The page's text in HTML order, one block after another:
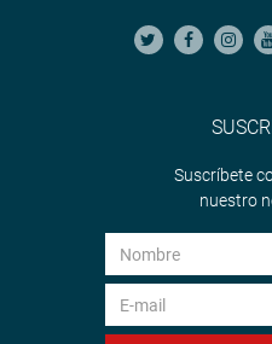
Suscríbete
nuestro